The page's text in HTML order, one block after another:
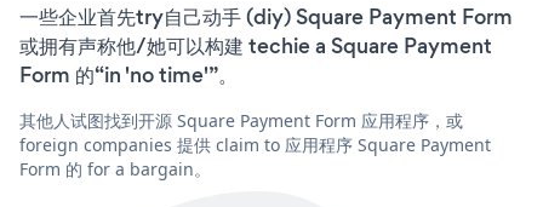
一些企业首先try自己动手 (diy) Square Payment Form
或拥有声称他/她可以构建 techie a Square Payment
Form 的“in 'no time'”。
其他人试图找到开源 Square Payment Form 应用程序，或
foreign companies 提供 claim to 应用程序 Square Payment
Form 的 for a bargain。